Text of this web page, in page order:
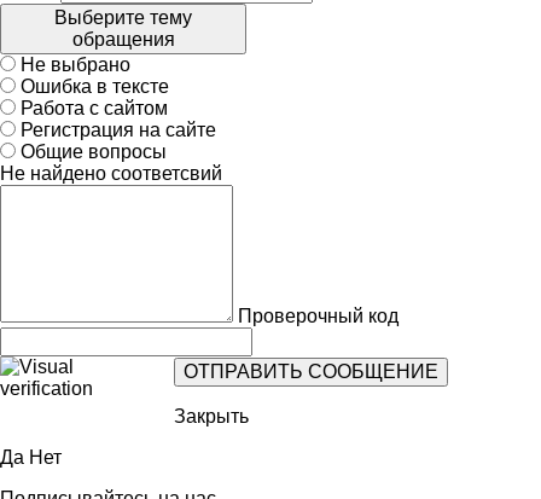
Выберите тему
обращения
Не выбрано
Ошибка в тексте
Работа с сайтом
Регистрация на сайте
Общие вопросы
Не найдено соответсвий
Проверочный код
Закрыть
Да Нет